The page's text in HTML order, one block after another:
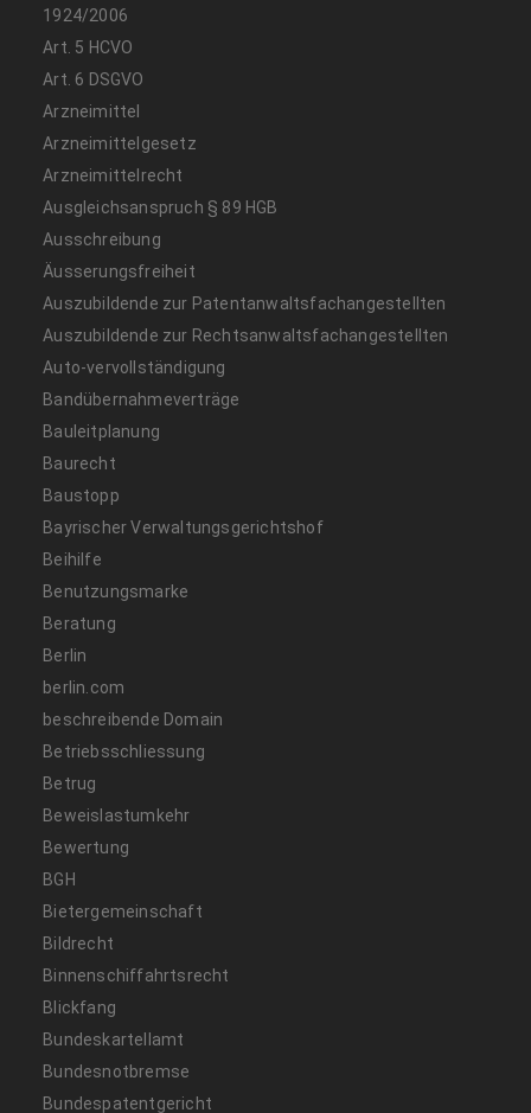
1924/2006
Art. 5 HCVO
Art. 6 DSGVO
Arzneimittel
Arzneimittelgesetz
Arzneimittelrecht
Ausgleichsanspruch § 89 HGB
Ausschreibung
Äusserungsfreiheit
Auszubildende zur Patentanwaltsfachangestellten
Auszubildende zur Rechtsanwaltsfachangestellten
Auto-vervollständigung
Bandübernahmeverträge
Bauleitplanung
Baurecht
Baustopp
Bayrischer Verwaltungsgerichtshof
Beihilfe
Benutzungsmarke
Beratung
Berlin
berlin.com
beschreibende Domain
Betriebsschliessung
Betrug
Beweislastumkehr
Bewertung
BGH
Bietergemeinschaft
Bildrecht
Binnenschiffahrtsrecht
Blickfang
Bundeskartellamt
Bundesnotbremse
Bundespatentgericht